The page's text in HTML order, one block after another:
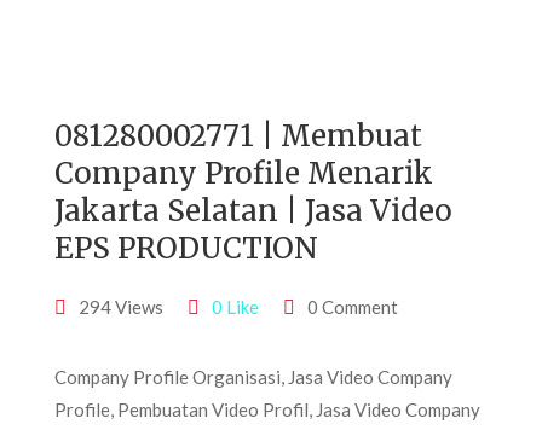
081280002771 | Membuat
Company Profile Menarik
Jakarta Selatan | Jasa Video
EPS PRODUCTION
294 Views 0 Like 0 Comment
Company Profile Organisasi, Jasa Video Company
Profile, Pembuatan Video Profil, Jasa Video Company